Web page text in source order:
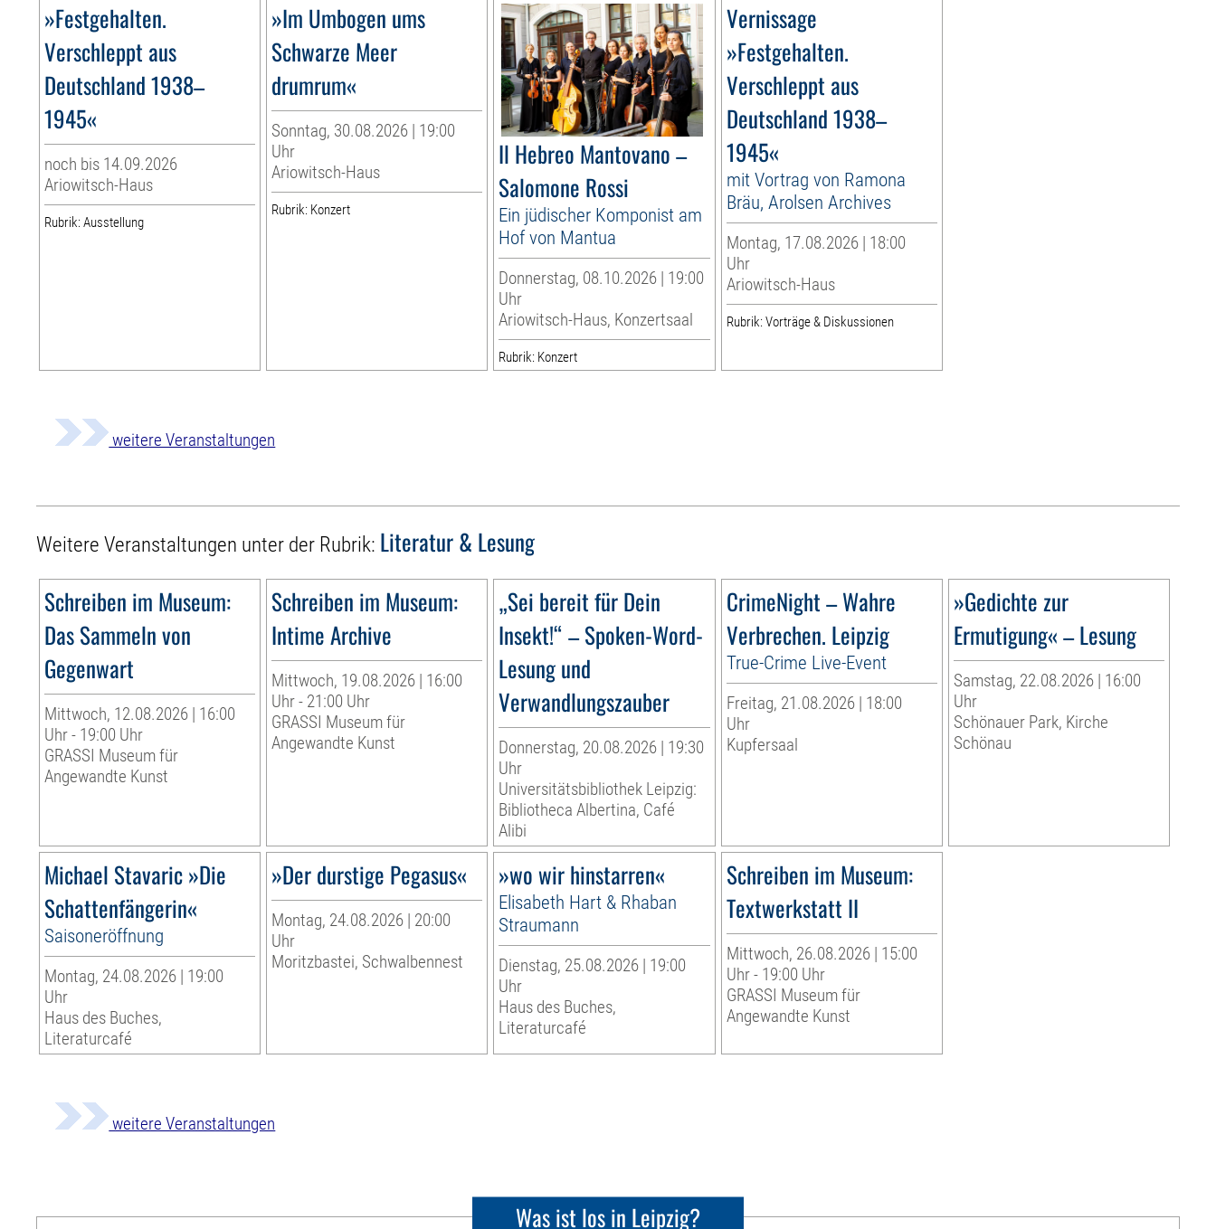
»Festgehalten.
Verschleppt aus
Deutschland 1938–
1945«
noch bis 14.09.2026
Ariowitsch-Haus
Rubrik: Ausstellung
»Im Umbogen ums
Schwarze Meer
drumrum«
Sonntag, 30.08.2026 | 19:00
Uhr
Ariowitsch-Haus
Rubrik: Konzert
Il Hebreo Mantovano –
Salomone Rossi
Ein jüdischer Komponist am
Hof von Mantua
Donnerstag, 08.10.2026 | 19:00
Uhr
Ariowitsch-Haus, Konzertsaal
Rubrik: Konzert
Vernissage
»Festgehalten.
Verschleppt aus
Deutschland 1938–
1945«
mit Vortrag von Ramona
Bräu, Arolsen Archives
Montag, 17.08.2026 | 18:00
Uhr
Ariowitsch-Haus
Rubrik: Vorträge & Diskussionen
weitere Veranstaltungen
Weitere Veranstaltungen unter der Rubrik: Literatur & Lesung
Schreiben im Museum:
Das Sammeln von
Gegenwart
Mittwoch, 12.08.2026 | 16:00
Uhr - 19:00 Uhr
GRASSI Museum für
Angewandte Kunst
Schreiben im Museum:
Intime Archive
Mittwoch, 19.08.2026 | 16:00
Uhr - 21:00 Uhr
GRASSI Museum für
Angewandte Kunst
„Sei bereit für Dein
Insekt!“ – Spoken-Word-
Lesung und
Verwandlungszauber
Donnerstag, 20.08.2026 | 19:30
Uhr
Universitätsbibliothek Leipzig:
Bibliotheca Albertina, Café
Alibi
CrimeNight – Wahre
Verbrechen. Leipzig
True-Crime Live-Event
Freitag, 21.08.2026 | 18:00
Uhr
Kupfersaal
»Gedichte zur
Ermutigung« – Lesung
Samstag, 22.08.2026 | 16:00
Uhr
Schönauer Park, Kirche
Schönau
Michael Stavaric »Die
Schattenfängerin«
Saisoneröffnung
Montag, 24.08.2026 | 19:00
Uhr
Haus des Buches,
Literaturcafé
»Der durstige Pegasus«
Montag, 24.08.2026 | 20:00
Uhr
Moritzbastei, Schwalbennest
»wo wir hinstarren«
Elisabeth Hart & Rhaban
Straumann
Dienstag, 25.08.2026 | 19:00
Uhr
Haus des Buches,
Literaturcafé
Schreiben im Museum:
Textwerkstatt II
Mittwoch, 26.08.2026 | 15:00
Uhr - 19:00 Uhr
GRASSI Museum für
Angewandte Kunst
weitere Veranstaltungen
Was ist los in Leipzig?